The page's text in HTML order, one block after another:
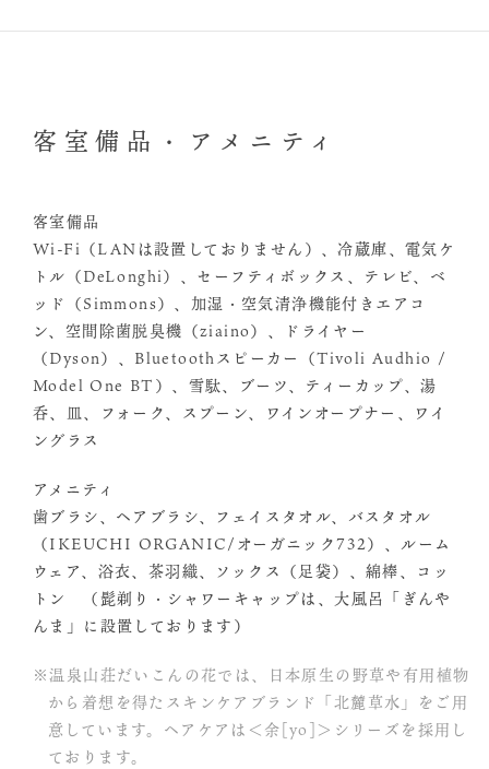
客室備品・アメニティ
客室備品
Wi-Fi（LANは設置しておりません）、冷蔵庫、電気ケ
トル（DeLonghi）、セーフティボックス、テレビ、ベ
ッド（Simmons）、加湿・空気清浄機能付きエアコ
ン、空間除菌脱臭機（ziaino）、ドライヤー
（Dyson）、Bluetoothスピーカー（Tivoli Audhio /
Model One BT）、雪駄、ブーツ、ティーカップ、湯
呑、皿、フォーク、スプーン、ワインオープナー、ワイ
ングラス
アメニティ
歯ブラシ、ヘアブラシ、フェイスタオル、バスタオル
（IKEUCHI ORGANIC/オーガニック732）、ルーム
ウェア、浴衣、茶羽織、ソックス（足袋）、綿棒、コッ
トン （髭剃り・シャワーキャップは、大風呂「ぎんや
んま」に設置しております）
※温泉山荘だいこんの花では、日本原生の野草や有用植物
から着想を得たスキンケアブランド「北麓草水」をご用
意しています。ヘアケアは＜余[yo]＞シリーズを採用し
ております。